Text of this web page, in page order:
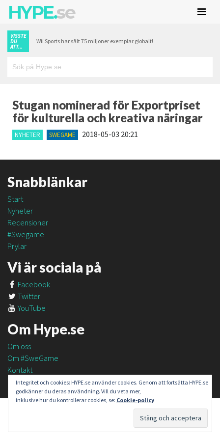
HYPE.se
VISSTE
DU
ATT...
Wii Sports har sålt 75 miljoner exemplar globalt!
Stugan nominerad för Exportpriset
för kulturella och kreativa näringar
NYHETER SWEGAME 2018-05-03 20:21
Snabblänkar
Start
Nyheter
Recensioner
#Swegame
Prylar
Vi är sociala på
Facebook
Twitter
YouTube
Om Hype.se
Om oss
Om #SweGame
Kontakt
Integritet och cookies: HYPE.se använder cookies. Genom att fortsätta HYPE.se
godkänner du deras användning. Vill du veta mer,
inklusive hur du kontrollerar cookies, se: Cookie-policy